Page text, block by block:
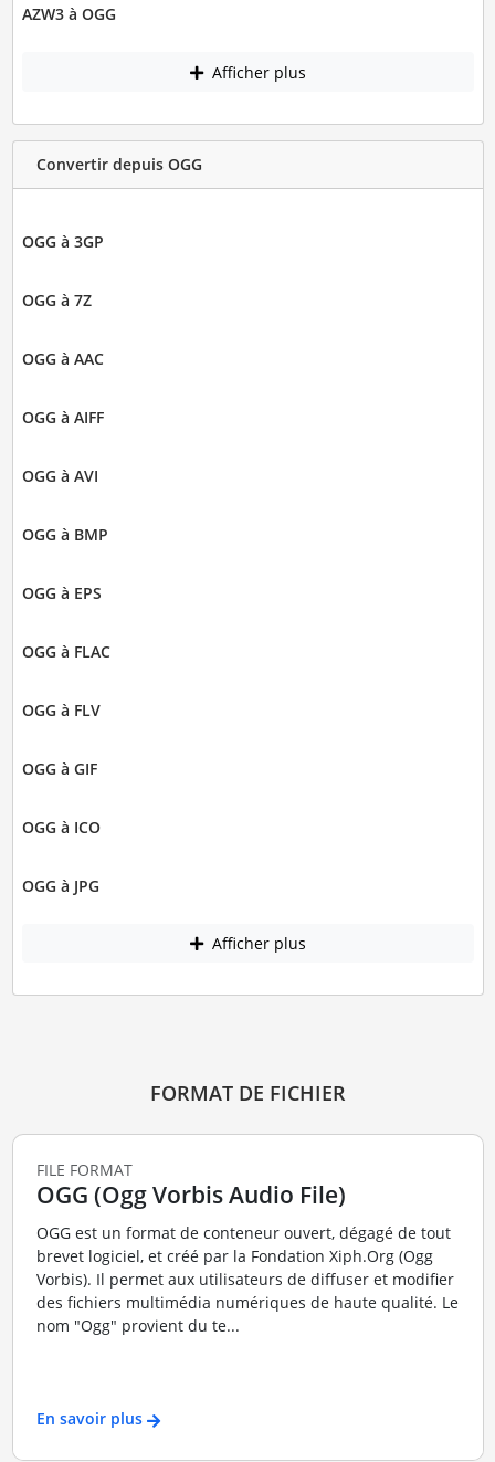
AZW3 à OGG
Afficher plus
Convertir depuis OGG
OGG à 3GP
OGG à 7Z
OGG à AAC
OGG à AIFF
OGG à AVI
OGG à BMP
OGG à EPS
OGG à FLAC
OGG à FLV
OGG à GIF
OGG à ICO
OGG à JPG
Afficher plus
FORMAT DE FICHIER
FILE FORMAT
OGG (Ogg Vorbis Audio File)
OGG est un format de conteneur ouvert, dégagé de tout
brevet logiciel, et créé par la Fondation Xiph.Org (Ogg
Vorbis). Il permet aux utilisateurs de diffuser et modifier
des fichiers multimédia numériques de haute qualité. Le
nom "Ogg" provient du te...
En savoir plus